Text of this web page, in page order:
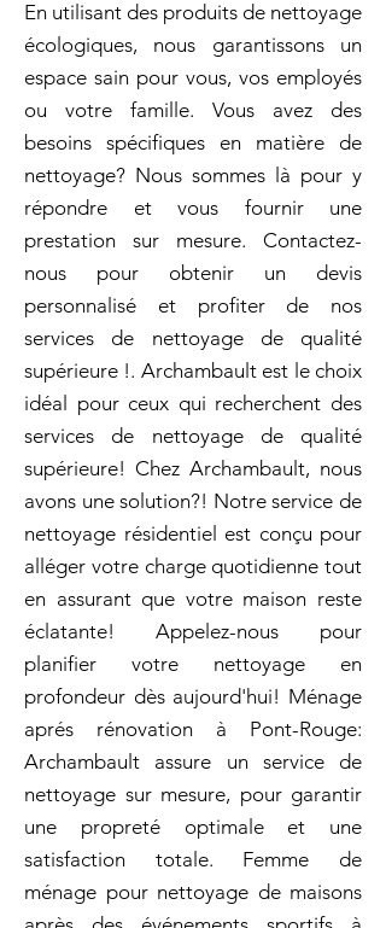
En utilisant des produits de nettoyage
écologiques, nous garantissons un
espace sain pour vous, vos employés
ou votre famille. Vous avez des
besoins spécifiques en matière de
nettoyage? Nous sommes là pour y
répondre et vous fournir une
prestation sur mesure. Contactez-
nous pour obtenir un devis
personnalisé et profiter de nos
services de nettoyage de qualité
supérieure !. Archambault est le choix
idéal pour ceux qui recherchent des
services de nettoyage de qualité
supérieure! Chez Archambault, nous
avons une solution?! Notre service de
nettoyage résidentiel est conçu pour
alléger votre charge quotidienne tout
en assurant que votre maison reste
éclatante! Appelez-nous pour
planifier votre nettoyage en
profondeur dès aujourd'hui! Ménage
aprés rénovation à Pont-Rouge:
Archambault assure un service de
nettoyage sur mesure, pour garantir
une propreté optimale et une
satisfaction totale. Femme de
ménage pour nettoyage de maisons